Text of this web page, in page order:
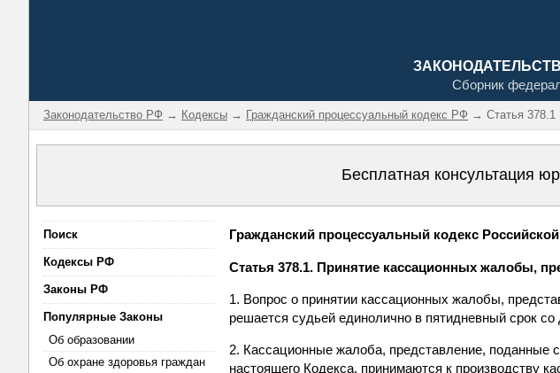
Сборник
Законодательство РФ → Кодексы → Гражданский процессуальный кодекс РФ → Статья 378.1
Бесплатная консультация
Поиск
Кодексы РФ
Законы РФ
Популярные Законы
Об образовании
Об охране здоровья граждан
Гражданский процессуальный кодекс
Статья 378.1. Принятие кассационных жалобы,
1. Вопрос о принятии кассационных жалобы,
решается судьей единолично в пятидневный срок
2. Кассационные жалоба, представление, поданные
настоящего Кодекса, принимаются к производству